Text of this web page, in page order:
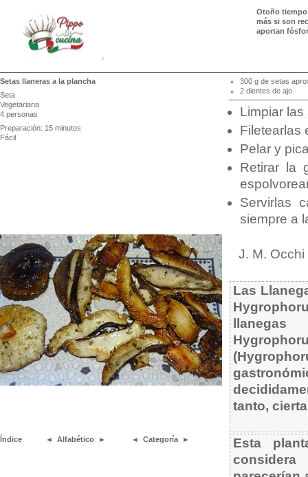
Otoño tiempo
más si son
aportan
Setas llaneras a la plancha
Seta
Vegetariana
4 personas
Preparación: 15 minutos
Fácil
Índice ◄ Alfabético ► ◄ Categoría ►
300 g de setas
2 dientes de ajo
Limpiar
Filetearlas
Pelar y
Retirar la
Servirlas
siempre a
J. M. Occhi
Las
tanto,
Esta